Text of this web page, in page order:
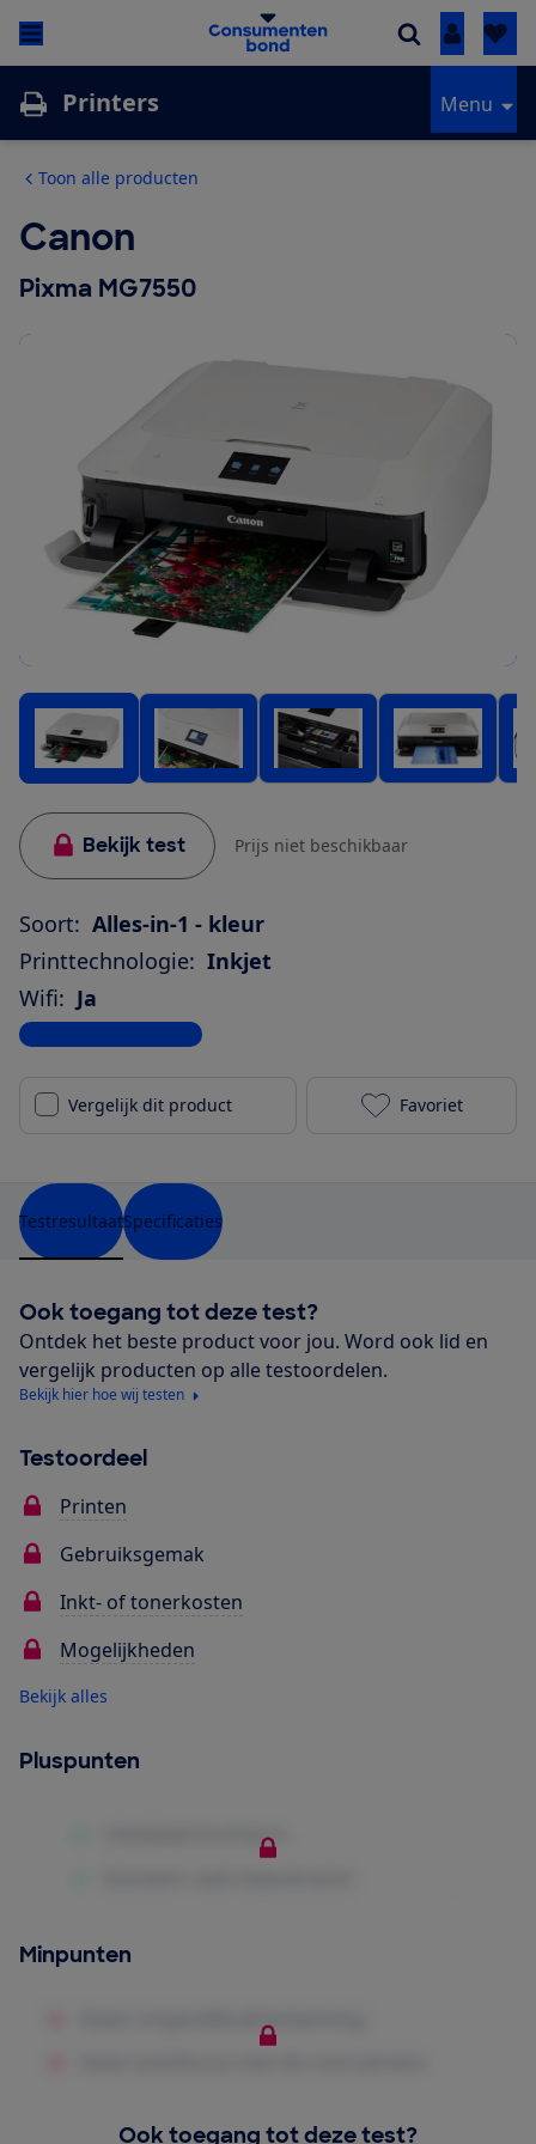
Inloggen
Printers Menu
Toon alle producten
Canon
Pixma MG7550
Bekijk test Prijs niet beschikbaar
Soort: Alles-in-1 - kleur
Printtechnologie: Inkjet
Wifi: Ja
Bekijk alle specificaties
Vergelijk dit product Canon
Favoriet
TestresultaatSpecificaties
Ook toegang tot deze test?
Ontdek het beste product voor jou. Word ook lid en
vergelijk producten op alle testoordelen.
Bekijk hier hoe wij testen
Testoordeel
Printen
Gebruiksgemak
Inkt- of tonerkosten
Mogelijkheden
Bekijk alles
Pluspunten
Minpunten
Ook toegang tot deze test?